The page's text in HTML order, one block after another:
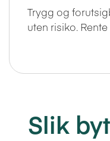
Trygg og
uten risiko.
Slik